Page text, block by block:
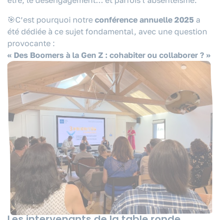
🎯C’est pourquoi notre conférence annuelle 2025 a
été dédiée à ce sujet fondamental, avec une question
provocante :
« Des Boomers à la Gen Z : cohabiter ou collaborer ? »